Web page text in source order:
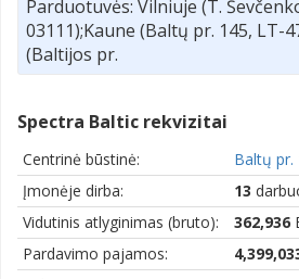
Parduotuvės: Vilniuje (T.
03111);Kaune (Baltų pr. 145, LT-
(Baltijos pr.
Spectra Baltic rekvizitai
Centrinė būstinė:
Baltų pr.
Įmonėje dirba:
13
Vidutinis atlyginimas (bruto):
362,936
Pardavimo pajamos: